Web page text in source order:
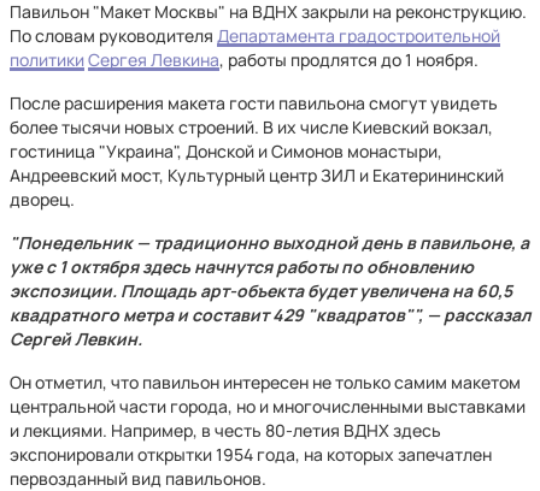
Павильон "Макет Москвы" на ВДНХ закрыли на реконструкцию.
По словам руководителя Департамента градостроительной
политики Сергея Левкина, работы продлятся до 1 ноября.
После расширения макета гости павильона смогут увидеть
более тысячи новых строений. В их числе Киевский вокзал,
гостиница "Украина", Донской и Симонов монастыри,
Андреевский мост, Культурный центр ЗИЛ и Екатерининский
дворец.
"Понедельник — традиционно выходной день в павильоне, а
уже с 1 октября здесь начнутся работы по обновлению
экспозиции. Площадь арт-объекта будет увеличена на 60,5
квадратного метра и составит 429 "квадратов"", — рассказал
Сергей Левкин.
Он отметил, что павильон интересен не только самим макетом
центральной части города, но и многочисленными выставками
и лекциями. Например, в честь 80-летия ВДНХ здесь
экспонировали открытки 1954 года, на которых запечатлен
первозданный вид павильонов.